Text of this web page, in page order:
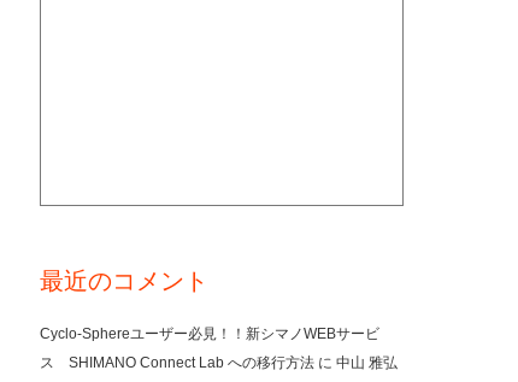
最近のコメント
Cyclo-Sphereユーザー必見！！新シマノWEBサービ
ス SHIMANO Connect Lab への移行方法 に 中山 雅弘